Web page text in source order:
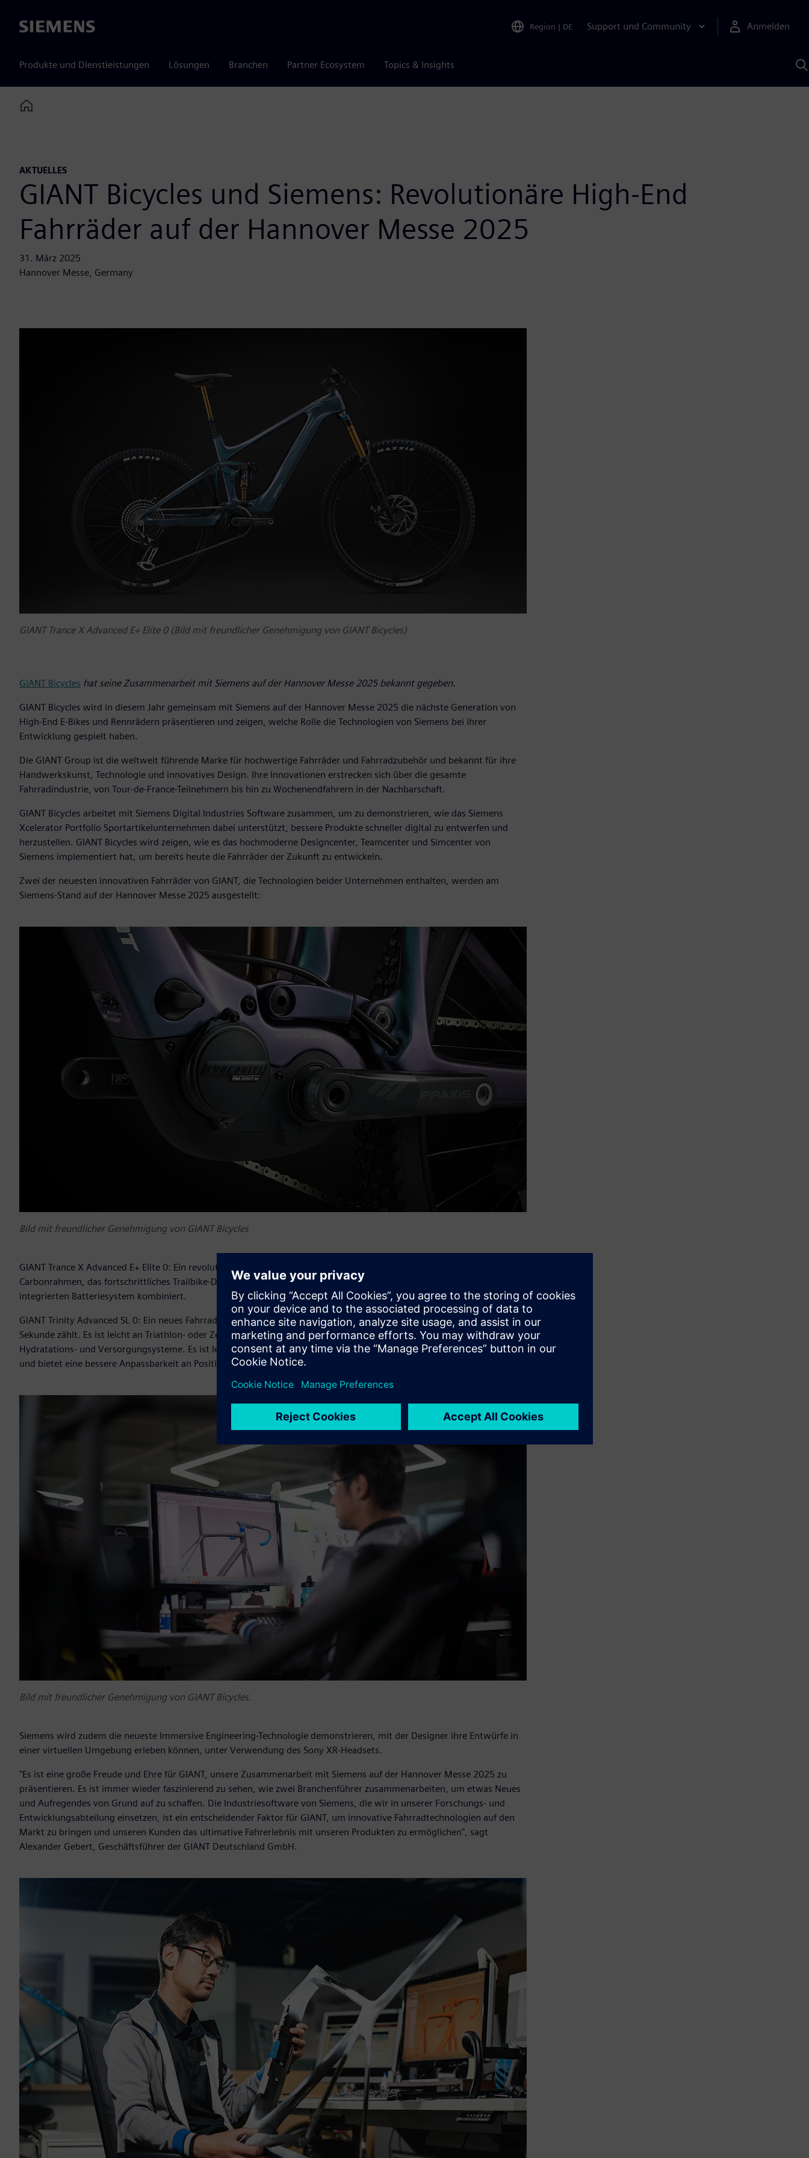
Siemens Region | DE Support und Community Anmelden
Produkte und Dienstleistungen Lösungen Branchen Partner Ecosystem Topics & Insights
KI
Home
AKTUELLES
GIANT Bicycles und Siemens: Revolutionäre High-End
Fahrräder auf der Hannover Messe 2025
31. März 2025
Hannover Messe, Germany
GIANT Trance X Advanced E+ Elite 0 (Bild mit freundlicher Genehmigung von GIANT Bicycles)
GIANT Bicycles hat seine Zusammenarbeit mit Siemens auf der Hannover Messe 2025 bekannt gegeben.
GIANT Bicycles wird in diesem Jahr gemeinsam mit Siemens auf der Hannover Messe 2025 die nächste Generation von
High-End E-Bikes und Rennrädern präsentieren und zeigen, welche Rolle die Technologien von Siemens bei ihrer
Entwicklung gespielt haben.
Die GIANT Group ist die weltweit führende Marke für hochwertige Fahrräder und Fahrradzubehör und bekannt für ihre
Handwerkskunst, Technologie und innovatives Design. Ihre Innovationen erstrecken sich über die gesamte
Fahrradindustrie, von Tour-de-France-Teilnehmern bis hin zu Wochenendfahrern in der Nachbarschaft.
GIANT Bicycles arbeitet mit Siemens Digital Industries Software zusammen, um zu demonstrieren, wie das Siemens
Xcelerator Portfolio Sportartikelunternehmen dabei unterstützt, bessere Produkte schneller digital zu entwerfen und
herzustellen. GIANT Bicycles wird zeigen, wie es das hochmoderne Designcenter, Teamcenter und Simcenter von
Siemens implementiert hat, um bereits heute die Fahrräder der Zukunft zu entwickeln.
Zwei der neuesten innovativen Fahrräder von GIANT, die Technologien beider Unternehmen enthalten, werden am
Siemens-Stand auf der Hannover Messe 2025 ausgestellt:
Bild mit freundlicher Genehmigung von GIANT Bicycles
GIANT Trance X Advanced E+ Elite 0: Ein revolutionäres E-Mountainbike mit einem leichten, steifen und langlebigen
Carbonrahmen, das fortschrittliches Trailbike-Design mit einem leistungsstarken neuen Motor und einem voll
integrierten Batteriesystem kombiniert.
GIANT Trinity Advanced SL 0: Ein neues Fahrrad, das dynamische Geschwindigkeit und Kontrolle bietet, wenn jede
Sekunde zählt. Es ist leicht an Triathlon- oder Zeitfahranforderungen anpassbar und verfügt über aero-integrierte
Hydratations- und Versorgungsysteme. Es ist leichter, aerodynamischer und komfortabler als die vorherige Generation
und bietet eine bessere Anpassbarkeit an Position und Sitz.
Bild mit freundlicher Genehmigung von GIANT Bicycles.
Siemens wird zudem die neueste Immersive Engineering-Technologie demonstrieren, mit der Designer ihre Entwürfe in
einer virtuellen Umgebung erleben können, unter Verwendung des Sony XR-Headsets.
"Es ist eine große Freude und Ehre für GIANT, unsere Zusammenarbeit mit Siemens auf der Hannover Messe 2025 zu
präsentieren. Es ist immer wieder faszinierend zu sehen, wie zwei Branchenführer zusammenarbeiten, um etwas Neues
und Aufregendes von Grund auf zu schaffen. Die Industriesoftware von Siemens, die wir in unserer Forschungs- und
Entwicklungsabteilung einsetzen, ist ein entscheidender Faktor für GIANT, um innovative Fahrradtechnologien auf den
Markt zu bringen und unseren Kunden das ultimative Fahrerlebnis mit unseren Produkten zu ermöglichen", sagt
Alexander Gebert, Geschäftsführer der GIANT Deutschland GmbH.